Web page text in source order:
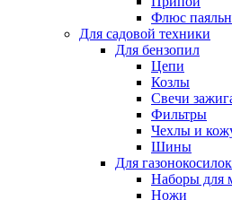
Флюс
Для садовой техники
Для бензопил
Цепи
Козлы
Свечи
Фильтры
Чехлы и
Шины
Для газонокосилок
Наборы для
Ножи